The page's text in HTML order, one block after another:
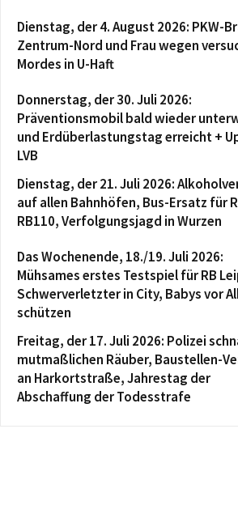
Dienstag, der 4. August 2026: PKW-
Zentrum-Nord und Frau wegen
Mordes in U-Haft
Donnerstag, der 30. Juli 2026:
Präventionsmobil bald wieder
und Erdüberlastungstag erreicht +
LVB
Dienstag, der 21. Juli 2026:
auf allen Bahnhöfen, Bus-Ersatz für
RB110, Verfolgungsjagd in Wurzen
Das Wochenende, 18./19. Juli 2026:
Mühsames erstes Testspiel für RB
Schwerverletzter in City, Babys vor
schützen
Freitag, der 17. Juli 2026: Polizei
mutmaßlichen Räuber, Baustellen-
an Harkortstraße, Jahrestag der
Abschaffung der Todesstrafe